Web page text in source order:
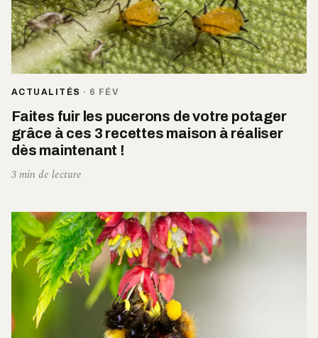
ACTUALITÉS · 6 FÉV
Faites fuir les pucerons de votre potager
grâce à ces 3 recettes maison à réaliser
dès maintenant !
3 min de lecture